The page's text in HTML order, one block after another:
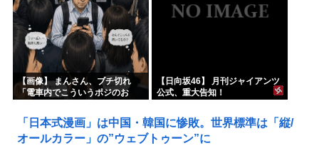
【画像】 まんさん、ブチ切れ
「電車内でこういうポジのお
【日向坂46】 月刊ジャイアンツ
公式、重大告知！
「日本式漫画」は中国・韓国に惨敗。世界標準は「縦/
オールカラー」の”ウェブトゥーン”に